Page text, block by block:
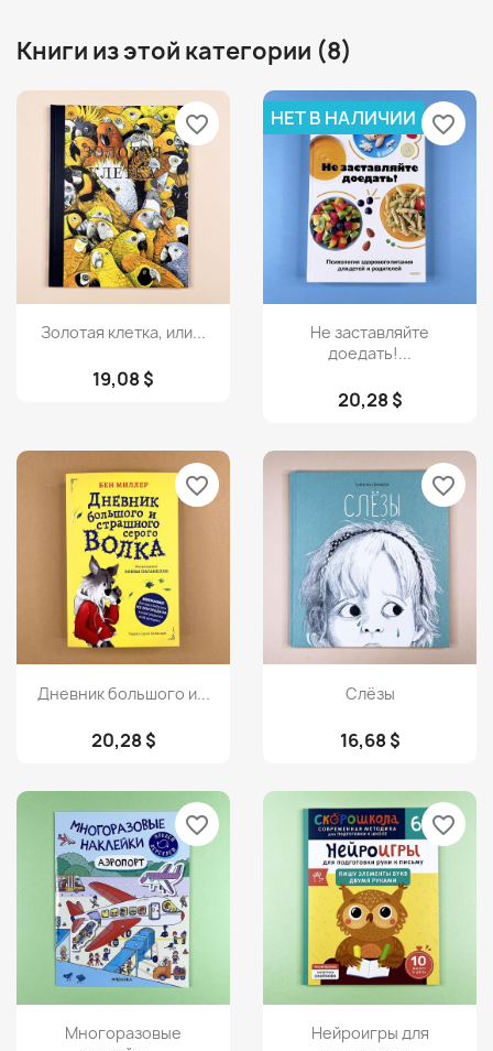
Книги из этой категории (8)
Просмотр
Золотая клетка, или...
19,08 $
favorite_border
Просмотр
Не заставляйте
доедать!...
20,28 $
НЕТ В НАЛИЧИИ favorite_border
Просмотр
Дневник большого и...
20,28 $
favorite_border
Просмотр
Слёзы
16,68 $
favorite_border
Просмотр
Многоразовые
favorite_border
Просмотр
Нейроигры для
favorite_border